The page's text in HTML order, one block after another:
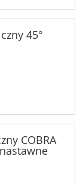
45°
COBRA